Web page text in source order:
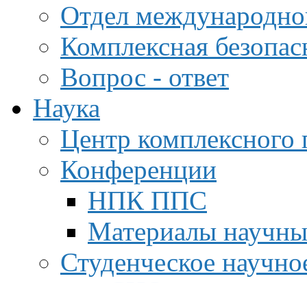
Отдел
Комплексная
Вопрос - ответ
Наука
Центр
Конференции
НПК ППС
Материалы
Студенческое